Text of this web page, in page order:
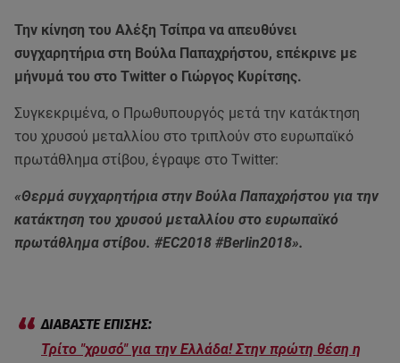
Την κίνηση του Αλέξη Τσίπρα να απευθύνει
συγχαρητήρια στη Βούλα Παπαχρήστου, επέκρινε με
μήνυμά του στο Twitter ο Γιώργος Κυρίτσης.
Συγκεκριμένα, ο Πρωθυπουργός μετά την κατάκτηση
του χρυσού μεταλλίου στο τριπλούν στο ευρωπαϊκό
πρωτάθλημα στίβου, έγραψε στο Twitter:
«Θερμά συγχαρητήρια στην Βούλα Παπαχρήστου για την
κατάκτηση του χρυσού μεταλλίου στο ευρωπαϊκό
πρωτάθλημα στίβου. #EC2018 #Berlin2018».
Τρίτο "χρυσό" για την Ελλάδα! Στην πρώτη θέση η